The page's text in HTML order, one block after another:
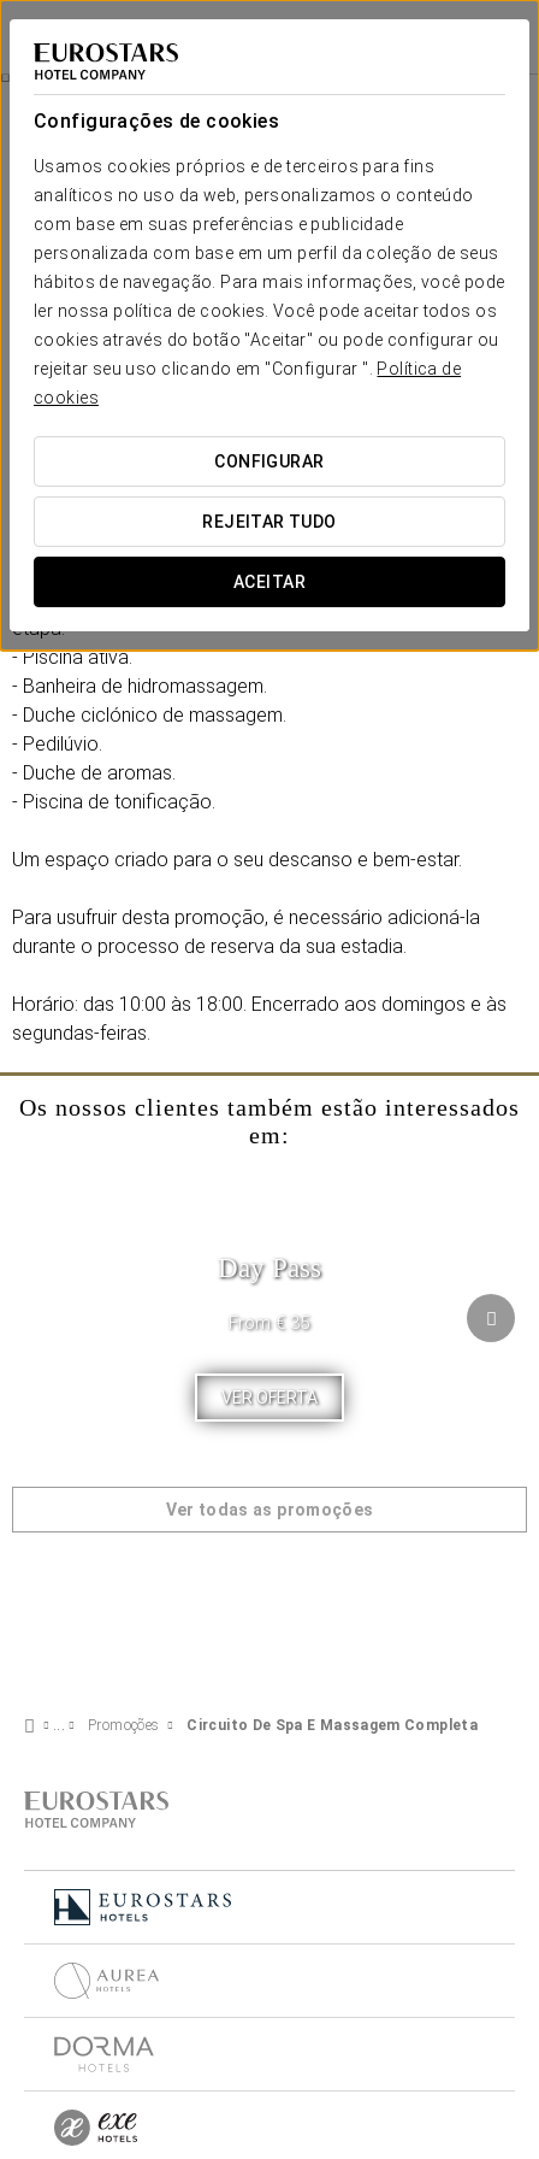
Configurações de cookies
Usamos cookies próprios e de terceiros para fins
analíticos no uso da web, personalizamos o conteúdo
com base em suas preferências e publicidade
personalizada com base em um perfil da coleção de seus
hábitos de navegação. Para mais informações, você pode
ler nossa política de cookies. Você pode aceitar todos os
cookies através do botão "Aceitar" ou pode configurar ou
rejeitar seu uso clicando em "Configurar ". Política de
cookies
CONFIGURAR
REJEITAR TUDO
ACEITAR
Eurostars Las Salinas
FUERTEVENTURA
Circuito De Spa E Massagem Completa
65 €
Circuito de spa e massagem completa
Liberte o corpo e a mente com uma massagem sensorial
pensada para o ajudar a desligar do stress diário desde o
Depois, continue a experiência no nosso circuito de spa,
concebido para relaxar sem pressas e desfrutar de cada
etapa:
- Piscina ativa.
- Banheira de hidromassagem.
- Duche ciclónico de massagem.
- Pedilúvio.
- Duche de aromas.
- Piscina de tonificação.
Um espaço criado para o seu descanso e bem-estar.
Para usufruir desta promoção, é necessário adicioná-la
durante o processo de reserva da sua estadia.
Horário: das 10:00 às 18:00. Encerrado aos domingos e às
segundas-feiras.
Os nossos clientes também estão interessados
em:
Day Pass
From € 35
VER OFERTA
Ver todas as promoções
Promoções Circuito De Spa E Massagem Completa